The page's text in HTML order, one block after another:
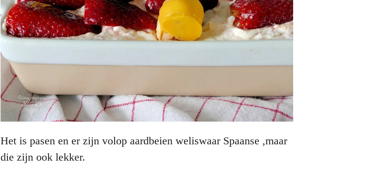
Het is pasen en er zijn volop aardbeien weliswaar Spaanse ,maar
die zijn ook lekker.